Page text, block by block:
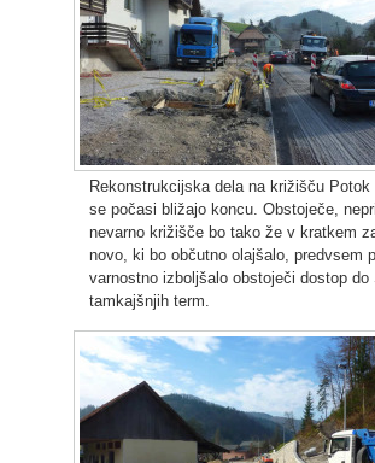
Rekonstrukcijska dela na križišču Potok
se počasi bližajo koncu. Obstoječe,
nevarno križišče bo tako že v kratkem
novo, ki bo občutno olajšalo, predvsem
varnostno izboljšalo obstoječi dostop do
tamkajšnjih term.